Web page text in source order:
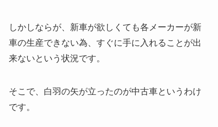
しかしならが、新車が欲しくても各メーカーが新
車の生産できない為、すぐに手に入れることが出
来ないという状況です。
そこで、白羽の矢が立ったのが中古車というわけ
です。